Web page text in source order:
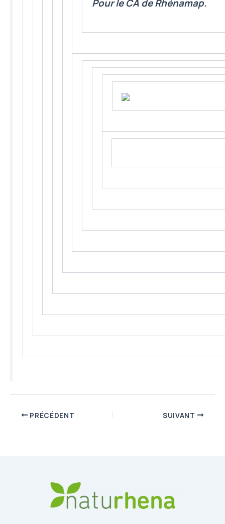
Pour le CA de Rhénamap.
PRÉCÉDENT SUIVANT